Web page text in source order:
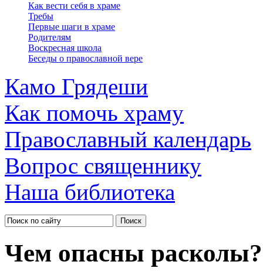
Как вести себя в храме
Требы
Первые шаги в храме
Родителям
Воскресная школа
Беседы о православной вере
Камо Грядеши
Как помочь храму
Православный календарь
Вопрос священнику
Наша библиотека
Чем опасны расколы?